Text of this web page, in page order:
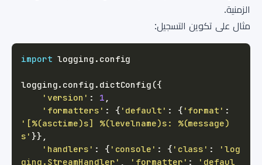
الزمنية.
مثال على تكوين التسجيل:
import logging .
logging. config . dictConfig ({
'version' : 1 ,
'formatters' : { 'default' : { 'format' :
'[%(asctime)s] %(levelname)s: %(message)
s' }} ,
'handlers' : { 'console' : { 'class' :
'log
ging.StreamHandler' , 'formatter' :
'defaul